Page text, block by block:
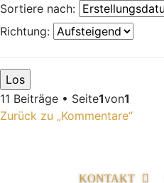
Sortiere nach:
Richtung:
11 Beiträge • Seite1von1
Zurück zu „Kommentare“
KONTAKT